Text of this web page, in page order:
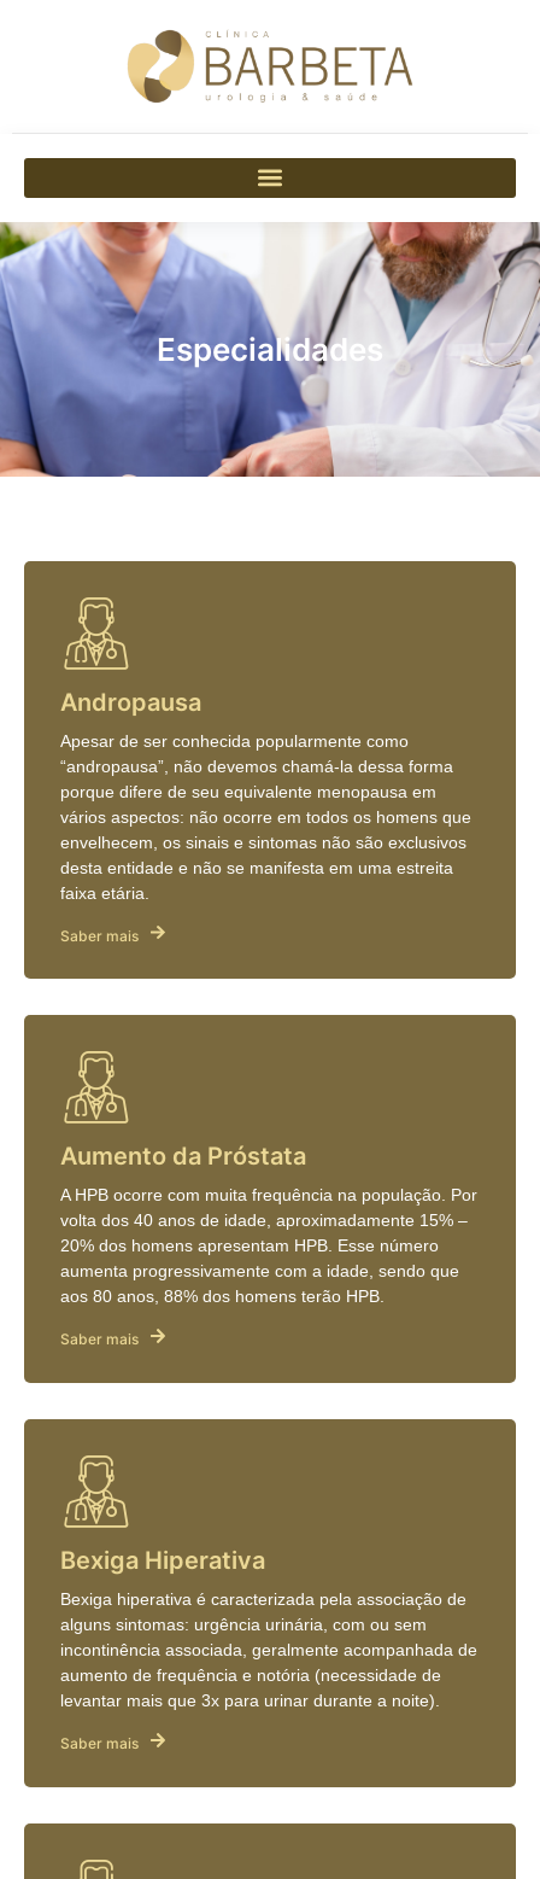
Especialidades
Andropausa
Apesar de ser conhecida popularmente como
“andropausa”, não devemos chamá-la dessa forma
porque difere de seu equivalente menopausa em
vários aspectos: não ocorre em todos os homens que
envelhecem, os sinais e sintomas não são exclusivos
desta entidade e não se manifesta em uma estreita
faixa etária.
Saber mais
Aumento da Próstata
A HPB ocorre com muita frequência na população. Por
volta dos 40 anos de idade, aproximadamente 15% –
20% dos homens apresentam HPB. Esse número
aumenta progressivamente com a idade, sendo que
aos 80 anos, 88% dos homens terão HPB.
Saber mais
Bexiga Hiperativa
Bexiga hiperativa é caracterizada pela associação de
alguns sintomas: urgência urinária, com ou sem
incontinência associada, geralmente acompanhada de
aumento de frequência e notória (necessidade de
levantar mais que 3x para urinar durante a noite).
Saber mais